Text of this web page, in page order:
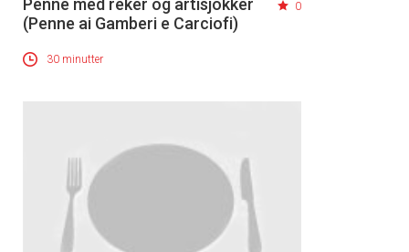
Penne med reker og artisjokker
(Penne ai Gamberi e Carciofi)
0
30 minutter